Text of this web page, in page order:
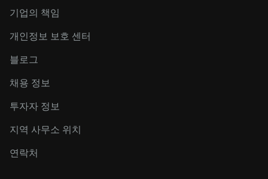
기업의 책임
개인정보 보호 센터
블로그
채용 정보
투자자 정보
지역 사무소 위치
연락처